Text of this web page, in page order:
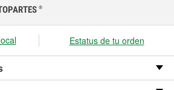
®
Estatus de tu orden